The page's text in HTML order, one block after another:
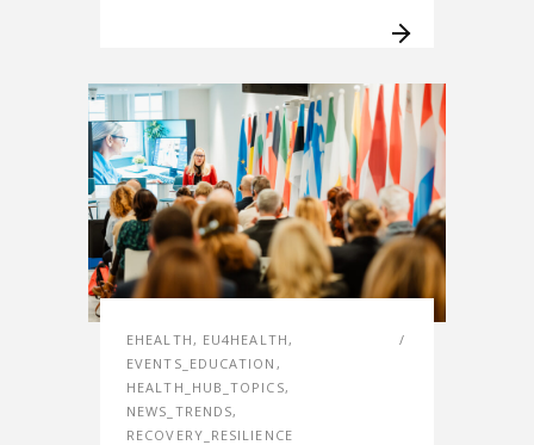
EHEALTH , EU4HEALTH ,
EVENTS_EDUCATION ,
HEALTH_HUB_TOPICS,
NEWS_TRENDS,
RECOVERY_RESILIENCE